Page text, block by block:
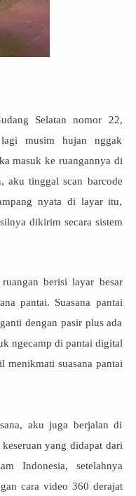
Selatan nomor 22,
musim hujan nggak
masuk ke ruangannya di
aku tinggal scan barcode
nyata di layar itu,
dikirim secara sistem
berisi layar besar
pantai. Suasana pantai
dengan pasir plus ada
ngecamp di pantai digital
menikmati suasana pantai
aku juga berjalan di
yang didapat dari
Indonesia, setelahnya
cara video 360 derajat